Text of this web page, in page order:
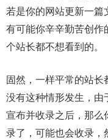
若是你的网站更新一篇
有可能你辛辛勤苦创作
个站长都不想看到的。
固然，一样平常的站
没有这种情形发生，由
宣布并收录之后，那么
录了，可能也会收录，